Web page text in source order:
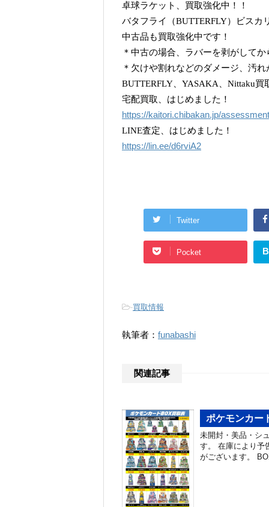
卓球ラケット、買取強化中！！
バタフライ（BUTTERFLY）ビ
中古品も買取強化中です！
＊中古の場合、ラバーを剥がして
＊欠けや割れなどのダメージ、汚
BUTTERFLY、YASAKA、Nittaku買
宅配買取、はじめました！
https://kaitori.chibakan.jp/
LINE査定、はじめました！
https://lin.ee/d6rviA2
Twitter
Pocket
-買取情報
執筆者： funabashi
関連記事
ポケモンカー
未開封・美品・シ
す。 在庫により予
がございます。